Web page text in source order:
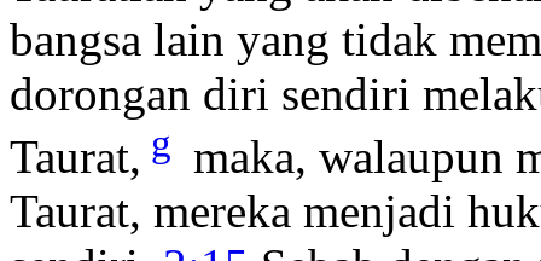
bangsa lain yang tidak
dorongan diri sendiri
Taurat, g maka, walaupun
Taurat, mereka menjadi